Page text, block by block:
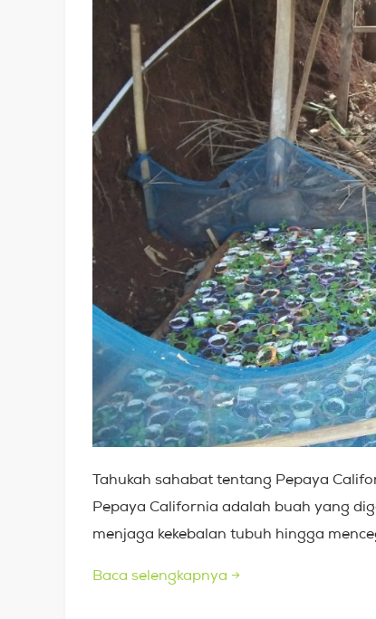
Tahukah sahabat tentang Pepaya
Pepaya California adalah buah yang
menjaga kekebalan tubuh hingga
Baca selengkapnya →